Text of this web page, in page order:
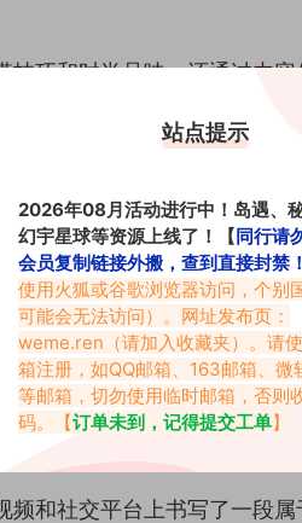
巧和时尚品味，还通过内
居服，她总能找到最适合自
位生活方式启发者。从日常
个人都可以活得精彩且有魅
和社交平台上书写了一段
站点提示
2026年08月活动进行中！岛遇、秘
幻宇星球等资源上线了！【同行请
会员复制链接外搬，查到直接封禁！
使用火狐或谷歌浏览器访问，个别
可能会无法访问）。网址发布页：
weme.ren （请加入收藏夹）。请
箱注册，如QQ邮箱、163邮箱、微
等邮箱，切勿使用临时邮箱，否则
码。【订单未到，记得提交工单】